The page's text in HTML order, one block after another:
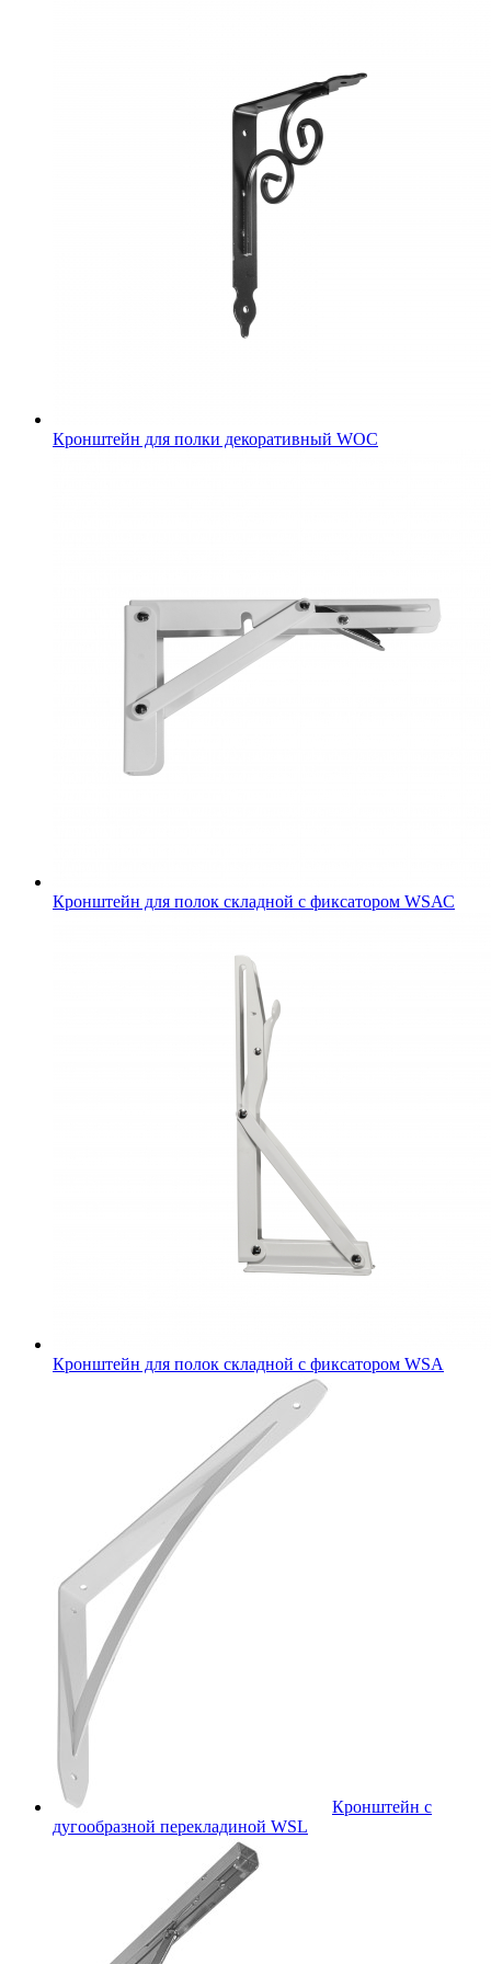
Кронштейн для полки декоративный WOC
Кронштейн для полок складной с фиксатором WSАС
Кронштейн для полок складной с фиксатором WSА
Кронштейн с
дугообразной перекладиной WSL